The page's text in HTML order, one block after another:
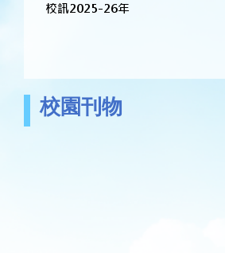
校訊2025-26年
校園刊物